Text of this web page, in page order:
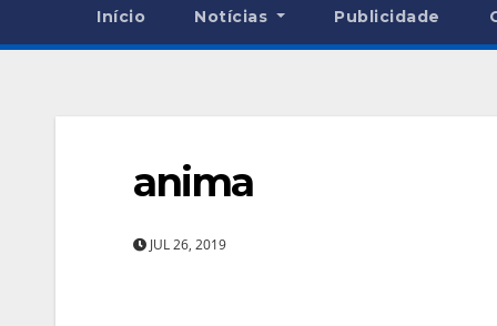
Início Notícias Publicidade
anima
JUL 26, 2019